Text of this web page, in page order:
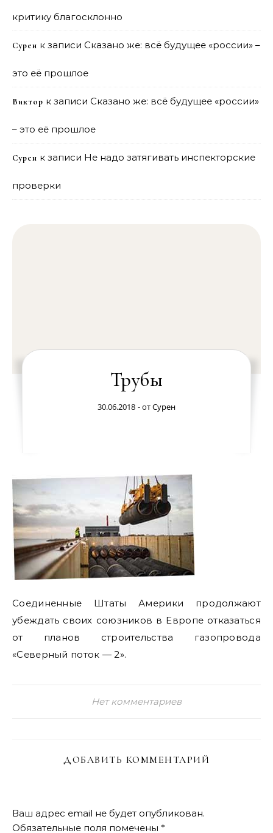
критику благосклонно
Сурен к записи Сказано же: всё будущее «россии» –
это её прошлое
Виктор к записи Сказано же: всё будущее «россии»
– это её прошлое
Сурен к записи Не надо затягивать инспекторские
проверки
Трубы
30.06.2018 - отСурен
Соединенные Штаты Америки продолжают
убеждать своих союзников в Европе отказаться
от планов строительства газопровода
«Северный поток — 2».
Нет комментариев
ДОБАВИТЬ КОММЕНТАРИЙ
Ваш адрес email не будет опубликован.
Обязательные поля помечены *